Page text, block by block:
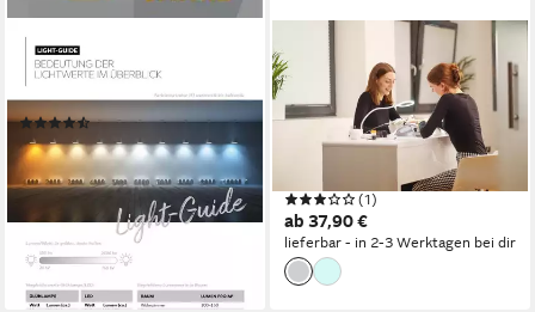
TRIO LEUCHTEN
LED Tischleuchte LUPO,
Lupe, LED fest integriert
(15)
43,33 € UVP89,99 €
-52%
lieferbar - in 3-4 Werktagen bei dir
LUMENO
Lupenlampe 680X LED
Klemmleuchte mit 30 SMD-
LEDs, 6 Watt, LED fest
integriert, Kaltweiß, 6500 K
(1)
ab 37,90 €
lieferbar - in 2-3 Werktagen bei dir